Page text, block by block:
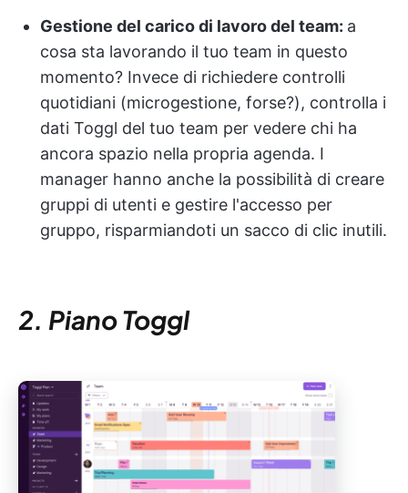
Gestione del carico di lavoro del team: a
cosa sta lavorando il tuo team in questo
momento? Invece di richiedere controlli
quotidiani (microgestione, forse?), controlla i
dati Toggl del tuo team per vedere chi ha
ancora spazio nella propria agenda. I
manager hanno anche la possibilità di creare
gruppi di utenti e gestire l'accesso per
gruppo, risparmiandoti un sacco di clic inutili.
2. Piano Toggl